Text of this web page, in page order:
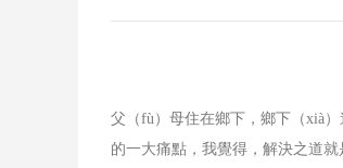
父（fù）母住在鄉下，鄉下（xià
的一大痛點，我覺得，解決之道